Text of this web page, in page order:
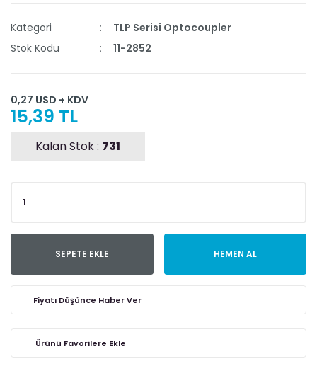
Kategori
TLP Serisi Optocoupler
Stok Kodu
11-2852
0,27 USD + KDV
15,39 TL
Kalan Stok : 731
SEPETE EKLE HEMEN AL
Fiyatı Düşünce Haber Ver